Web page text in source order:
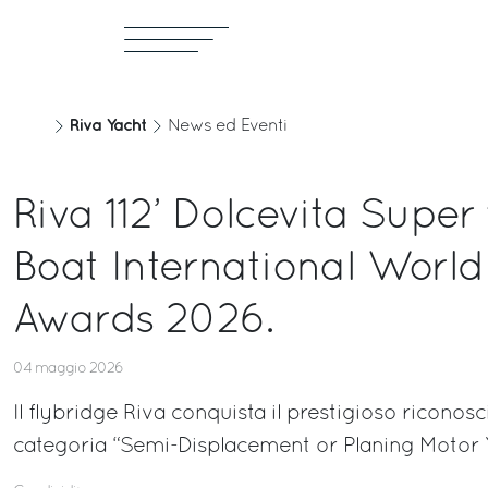
Riva Yacht News ed Eventi
Riva 112’ Dolcevita
Boat International
Awards 2026.
04 maggio 2026
Il flybridge Riva conquista il prestigioso
categoria “Semi-Displacement or Planing Motor